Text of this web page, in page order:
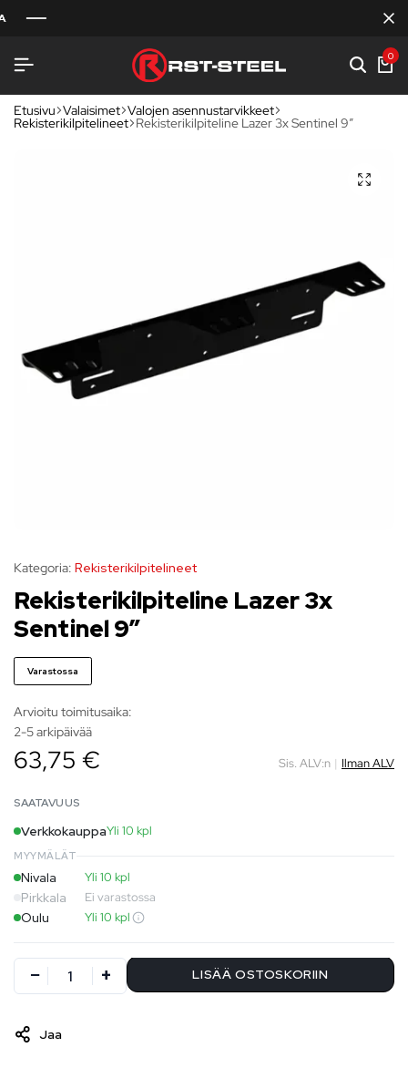
0
Etusivu Valaisimet Valojen asennustarvikkeet
Rekisterikilpitelineet Rekisterikilpiteline Lazer 3x Sentinel 9″
Kategoria: Rekisterikilpitelineet
Rekisterikilpiteline Lazer 3x
Sentinel 9″
Varastossa
Arvioitu toimitusaika:
2-5 arkipäivää
63,75 € Sis. ALV:n | Ilman ALV
SAATAVUUS
VerkkokauppaYli 10 kpl
MYYMÄLÄT
Nivala Yli 10 kpl
Pirkkala Ei varastossa
Oulu Yli 10 kpl
LISÄÄ OSTOSKORIIN
Jaa